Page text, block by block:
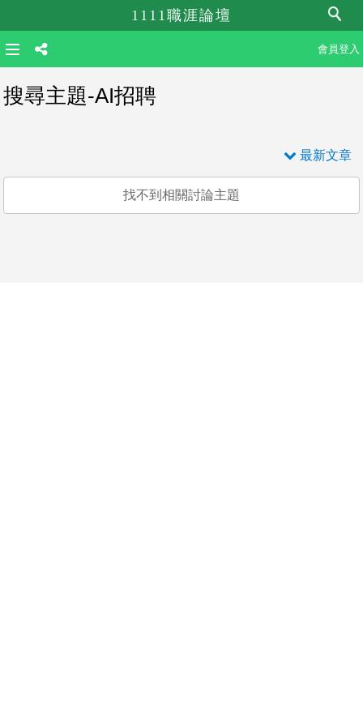
1111職涯論壇
會員登入
搜尋主題-AI招聘
最新文章
找不到相關討論主題